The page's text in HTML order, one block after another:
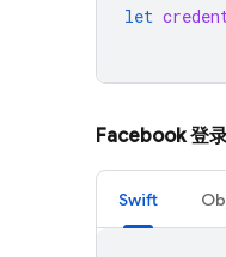
let
Facebook 登
Swift